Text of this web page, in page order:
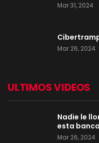
Mar 31, 2024
Mar 26, 2024
ULTIMOS VIDEOS
Nadie le
esta banca
Mar 26, 2024